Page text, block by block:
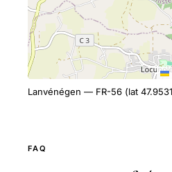
Lanvénégen — FR-56 (lat
FAQ